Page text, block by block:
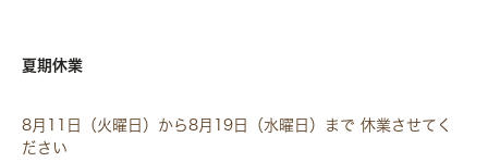
夏期休業
8月11日（火曜日）から8月19日（水曜日）まで 休業させてく
ださい